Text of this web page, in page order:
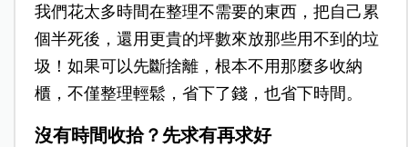
我們花太多時間在整理不需要的東西，把自己累
個半死後，還用更貴的坪數來放那些用不到的垃
圾！如果可以先斷捨離，根本不用那麼多收納
櫃，不僅整理輕鬆，省下了錢，也省下時間。
沒有時間收拾？先求有再求好